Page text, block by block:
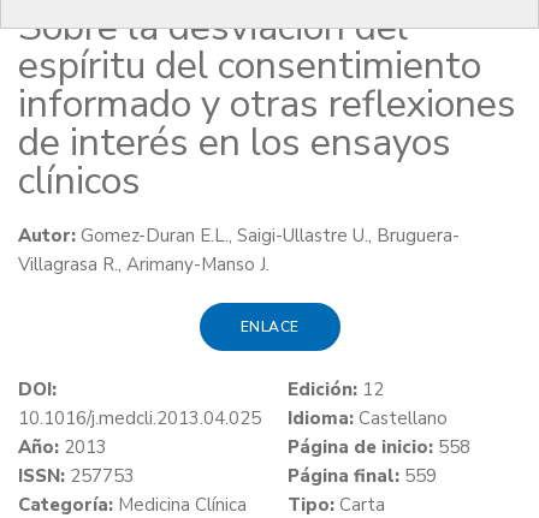
Sobre la desviación del
espíritu del consentimiento
informado y otras reflexiones
de interés en los ensayos
clínicos
Autor: Gomez-Duran E.L., Saigi-Ullastre U., Bruguera-
Villagrasa R., Arimany-Manso J.
ENLACE
DOI:
10.1016/j.medcli.2013.04.025
Año: 2013
ISSN: 257753
Categoría: Medicina Clínica
Edición: 12
Idioma: Castellano
Página de inicio: 558
Página final: 559
Tipo: Carta